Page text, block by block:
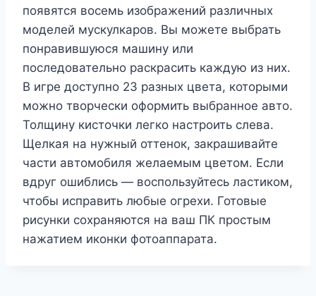
появятся восемь изображений различных
моделей мускулкаров. Вы можете выбрать
понравившуюся машину или
последовательно раскрасить каждую из них.
В игре доступно 23 разных цвета, которыми
можно творчески оформить выбранное авто.
Толщину кисточки легко настроить слева.
Щелкая на нужный оттенок, закрашивайте
части автомобиля желаемым цветом. Если
вдруг ошиблись — воспользуйтесь ластиком,
чтобы исправить любые огрехи. Готовые
рисунки сохраняются на ваш ПК простым
нажатием иконки фотоаппарата.